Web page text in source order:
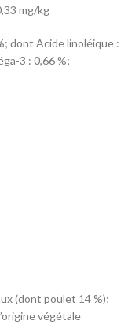
mg/kg
dont Acide linoléique :
3 : 0,66 %;
(dont poulet 14 %);
végétale